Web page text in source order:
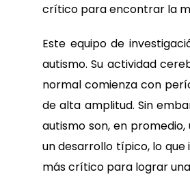
crítico para encontrar la
Este equipo de
autismo. Su actividad
normal comienza con
de alta amplitud. Sin
autismo son, en
un desarrollo típico, lo
más crítico para lograr